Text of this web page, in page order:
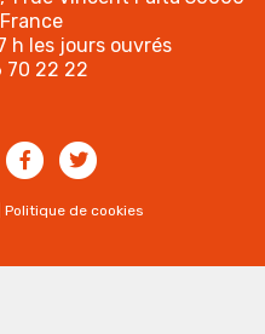
h les jours ouvrés
70 22 22
|Politique de cookies